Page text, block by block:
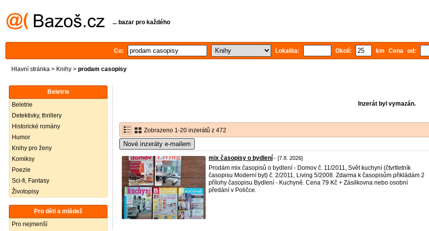
... bazar pro každého
Co: Lokalita: Okolí: km Cena od:
Hlavní stránka > Knihy > prodam casopisy
Beletrie
Beletrie
Detektivky, thrillery
Historické romány
Humor
Knihy pro ženy
Komiksy
Poezie
Sci-fi, Fantasy
Životopisy
Pro děti a mládež
Pro nejmenší
Inzerát byl vymazán.
Zobrazeno 1-20 inzerátů z 472
Nové inzeráty e-mailem
mix časopisy o bydlení - [7.8. 2026]
Prodám mix časopisů o bydlení - Domov č. 11/2011, Svět kuchyní (čtvrtletník
časopisu Moderní byt) č. 2/2011, Living 5/2008. Zdarma k časopisům přikládám 2
přílohy časopisu Bydlení - Kuchyně. Cena 79 Kč + Zásilkovna nebo osobní
předání v Poličce.